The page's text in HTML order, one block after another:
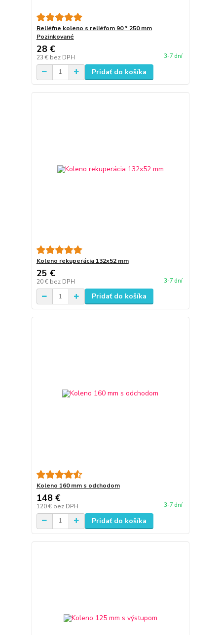
Reliéfne koleno s reliéfom 90 ° 250 mm
Pozinkované
28 €
23 € bez DPH 3-7 dní
Pridať do košíka
Koleno rekuperácia 132x52 mm
25 €
20 € bez DPH 3-7 dní
Pridať do košíka
Koleno 160 mm s odchodom
148 €
120 € bez DPH 3-7 dní
Pridať do košíka